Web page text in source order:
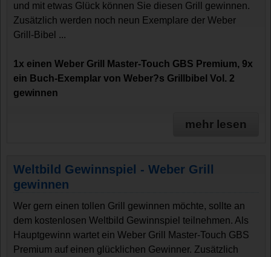
und mit etwas Glück können Sie diesen Grill gewinnen.
Zusätzlich werden noch neun Exemplare der Weber
Grill-Bibel ...
1x einen Weber Grill Master-Touch GBS Premium, 9x
ein Buch-Exemplar von Weber?s Grillbibel Vol. 2
gewinnen
mehr lesen
Weltbild Gewinnspiel - Weber Grill
gewinnen
Wer gern einen tollen Grill gewinnen möchte, sollte an
dem kostenlosen Weltbild Gewinnspiel teilnehmen. Als
Hauptgewinn wartet ein Weber Grill Master-Touch GBS
Premium auf einen glücklichen Gewinner. Zusätzlich